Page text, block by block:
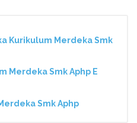
Kurikulum Merdeka Smk
Merdeka Smk Aphp E
Smk Aphp